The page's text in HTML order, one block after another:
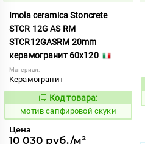
Imola ceramica Stoncrete
STCR 12G AS RM
STCR12GASRM 20mm
керамогранит 60x120
Материал:
Керамогранит
1041469
Код товара:
мотив сапфировой скуки
Цена
10 030 руб./м²